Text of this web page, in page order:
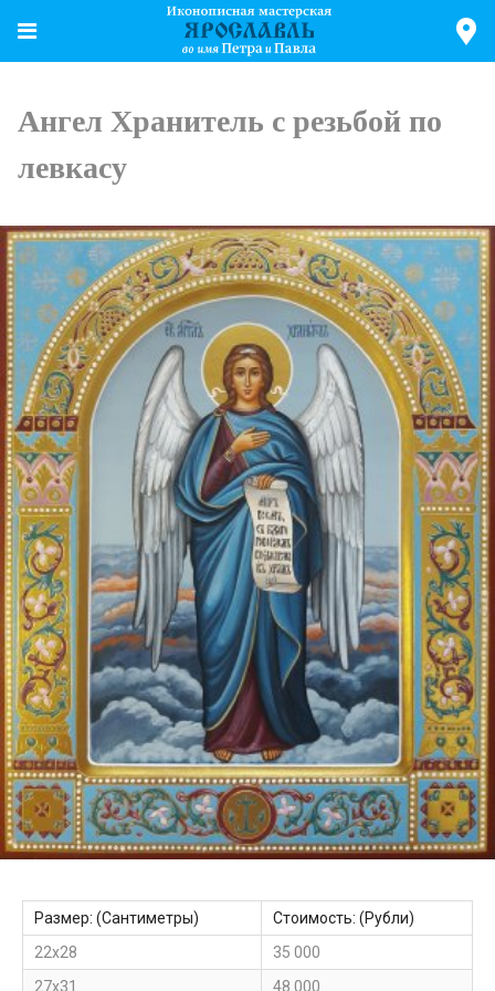
Ангел Хранитель с резьбой по
левкасу
Размер: (Сантиметры)
Стоимость: (Рубли)
22х28
35 000
27х31
48 000